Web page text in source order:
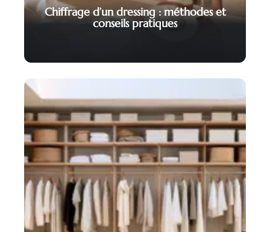
Chiffrage d’un dressing : méthodes et
conseils pratiques